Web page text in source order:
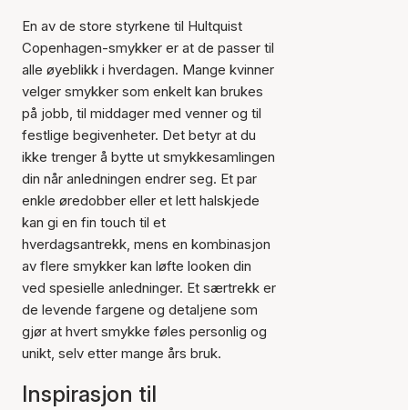
En av de store styrkene til Hultquist
Copenhagen-smykker er at de passer til
alle øyeblikk i hverdagen. Mange kvinner
velger smykker som enkelt kan brukes
på jobb, til middager med venner og til
festlige begivenheter. Det betyr at du
ikke trenger å bytte ut smykkesamlingen
din når anledningen endrer seg. Et par
enkle øredobber eller et lett halskjede
kan gi en fin touch til et
hverdagsantrekk, mens en kombinasjon
av flere smykker kan løfte looken din
ved spesielle anledninger. Et særtrekk er
de levende fargene og detaljene som
gjør at hvert smykke føles personlig og
unikt, selv etter mange års bruk.
Inspirasjon til